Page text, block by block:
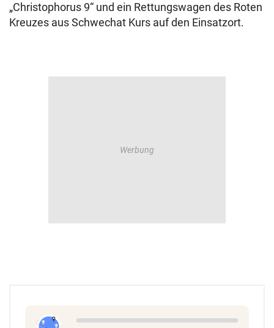
„Christophorus 9“ und ein Rettungswagen des Roten
Kreuzes aus Schwechat Kurs auf den Einsatzort.